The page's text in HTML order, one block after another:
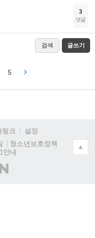
3
댓글
검색 글쓰기
5
링크
설정
청소년보호정책
안내
▲